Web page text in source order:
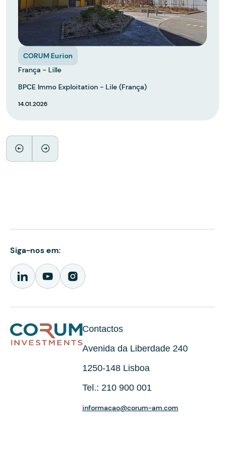
CORUM Eurion
França - Lille
BPCE Immo Exploitation - Lile (França)
14.01.2026
Siga-nos em:
Contactos
Avenida da Liberdade 240
1250-148 Lisboa
Tel.: 210 900 001
informacao@corum-am.com